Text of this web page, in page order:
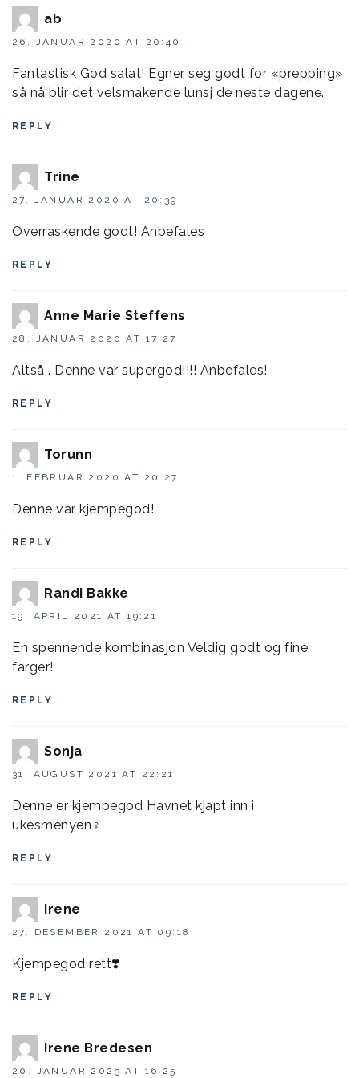
ab
26. JANUAR 2020 AT 20:40
Fantastisk God salat! Egner seg godt for «prepping»
så nå blir det velsmakende lunsj de neste dagene.
REPLY
Trine
27. JANUAR 2020 AT 20:39
Overraskende godt! Anbefales
REPLY
Anne Marie Steffens
28. JANUAR 2020 AT 17:27
Altså . Denne var supergod!!!! Anbefales!
REPLY
Torunn
1. FEBRUAR 2020 AT 20:27
Denne var kjempegod!
REPLY
Randi Bakke
19. APRIL 2021 AT 19:21
En spennende kombinasjon Veldig godt og fine
farger!
REPLY
Sonja
31. AUGUST 2021 AT 22:21
Denne er kjempegod Havnet kjapt inn i
ukesmenyen‍♀️
REPLY
Irene
27. DESEMBER 2021 AT 09:18
Kjempegod rett❣️
REPLY
Irene Bredesen
20. JANUAR 2023 AT 16:25